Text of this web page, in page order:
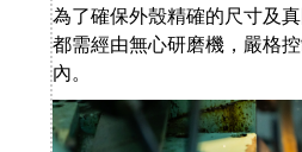
為了確保外殼精確的尺寸及
都需經由無心研磨機，嚴格
內。